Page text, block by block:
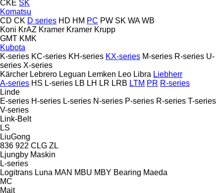
CKE SK
Komatsu
CD CK D series HD HM PC PW SK WA WB
Koni KrAZ Kramer Kramer Krupp
GMT KMK
Kubota
K-series KC-series KH-series KX-series M-series R-series U-
series X-series
Kärcher Lebrero Leguan Lemken Leo Libra Liebherr
A-series HS L-series LB LH LR LRB LTM PR R-series
Linde
E-series H-series L-series N-series P-series R-series T-series
V-series
Link-Belt
LS
LiuGong
836 922 CLG ZL
Ljungby Maskin
L-series
Logitrans Luna MAN MBU MBY Bearing Maeda
MC
Mait